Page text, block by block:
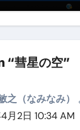
外ツアー完全
春スペシャルセ
ームードメイ
“彗星の空”
（なみなみ）
月2日 10:34 AM